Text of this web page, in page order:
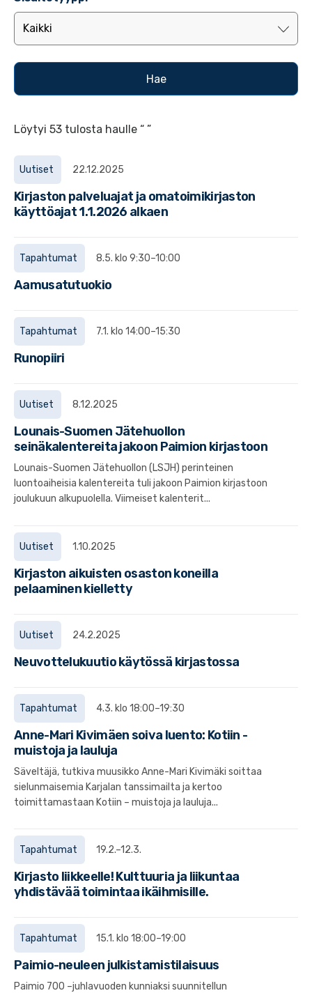
Löytyi 53 tulosta haulle “ ”
Uutiset 22.12.2025
Kirjaston palveluajat ja omatoimikirjaston
käyttöajat 1.1.2026 alkaen
Tapahtumat 8.5. klo 9:30–10:00
Aamusatutuokio
Tapahtumat 7.1. klo 14:00–15:30
Runopiiri
Uutiset 8.12.2025
Lounais-Suomen Jätehuollon
seinäkalentereita jakoon Paimion kirjastoon
Lounais-Suomen Jätehuollon (LSJH) perinteinen
luontoaiheisia kalentereita tuli jakoon Paimion kirjastoon
joulukuun alkupuolella. Viimeiset kalenterit...
Uutiset 1.10.2025
Kirjaston aikuisten osaston koneilla
pelaaminen kielletty
Uutiset 24.2.2025
Neuvottelukuutio käytössä kirjastossa
Tapahtumat 4.3. klo 18:00–19:30
Anne-Mari Kivimäen soiva luento: Kotiin -
muistoja ja lauluja
Säveltäjä, tutkiva muusikko Anne-Mari Kivimäki soittaa
sielunmaisemia Karjalan tanssimailta ja kertoo
toimittamastaan Kotiin – muistoja ja lauluja...
Tapahtumat 19.2.–12.3.
Kirjasto liikkeelle! Kulttuuria ja liikuntaa
yhdistävää toimintaa ikäihmisille.
Tapahtumat 15.1. klo 18:00–19:00
Paimio-neuleen julkistamistilaisuus
Paimio 700 –juhlavuoden kunniaksi suunnitellun